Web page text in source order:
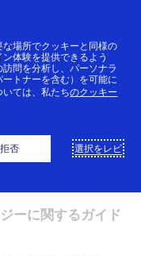
ローバルプライバシ
知
ーに関するガイド
場所でクッキーと同様の
体験を提供できるよう
問を分析し、パーソナラ
トナーを含む）を可能に
ては、私たちのクッキー
否
選択をレビ